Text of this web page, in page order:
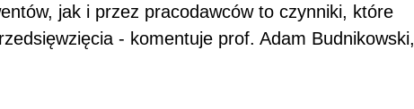
jak i przez pracodawców to czynniki, które
- komentuje prof. Adam Budnikowski,